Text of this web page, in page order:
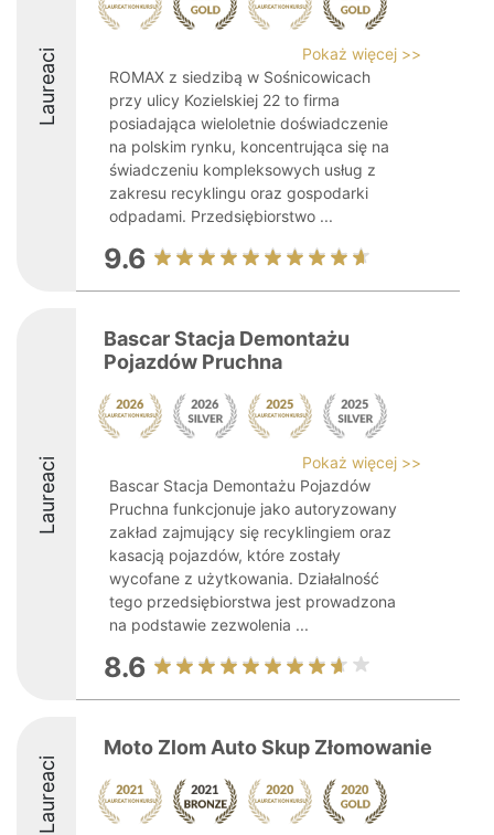
Laureaci
Pokaż więcej >>
ROMAX z siedzibą w Sośnicowicach
przy ulicy Kozielskiej 22 to firma
posiadająca wieloletnie doświadczenie
na polskim rynku, koncentrująca się na
świadczeniu kompleksowych usług z
zakresu recyklingu oraz gospodarki
odpadami. Przedsiębiorstwo ...
9.6
Laureaci
Bascar Stacja Demontażu
Pojazdów Pruchna
Pokaż więcej >>
Bascar Stacja Demontażu Pojazdów
Pruchna funkcjonuje jako autoryzowany
zakład zajmujący się recyklingiem oraz
kasacją pojazdów, które zostały
wycofane z użytkowania. Działalność
tego przedsiębiorstwa jest prowadzona
na podstawie zezwolenia ...
8.6
Laureaci
Moto Zlom Auto Skup Złomowanie